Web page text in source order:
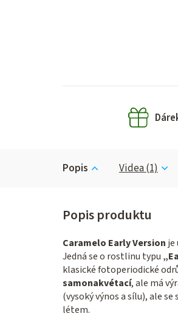
Popis Videa (1)
Caramelo Early Version je
Jedná se o rostlinu typu
klasické fotoperiodické
samonakvétací, ale má
(vysoký výnos a sílu), ale
létem.